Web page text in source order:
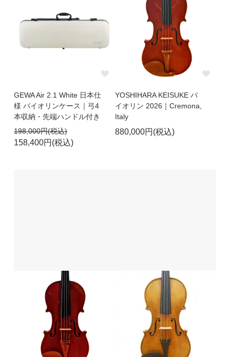
GEWA Air 2.1 White 日本仕
様 バイオリンケース｜弓4
本収納・先端ハンドル付き
198,000円(税込)
158,400円(税込)
YOSHIHARA KEISUKE バ
イオリン 2026｜Cremona,
Italy
880,000円(税込)